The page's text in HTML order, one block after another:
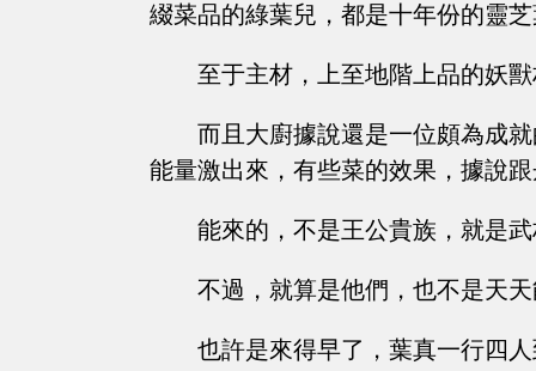
綴菜品的綠葉兒，都是十年份的靈
至于主材，上至地階上品的妖
而且大廚據說還是一位頗為成
能量激出來，有些菜的效果，據說
能來的，不是王公貴族，就是
不過，就算是他們，也不是天
也許是來得早了，葉真一行四